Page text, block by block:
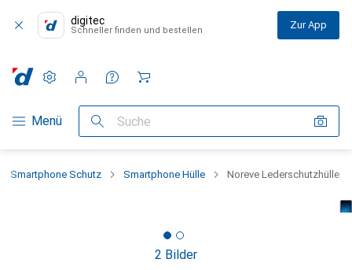
digitec
Schneller finden und bestellen Zur App
Navigation nach Kategorien
Menü Suche
Einstellungen
Kundenkonto
Vergleichslisten
Merklisten
Warenkorb
Smartphone Schutz Smartphone Hülle Noreve Lederschutzhülle
2 Bilder